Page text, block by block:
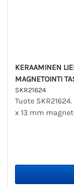
KERAAMINEN
MAGNETOINTI
SKR21624
Tuote
x 13 mm